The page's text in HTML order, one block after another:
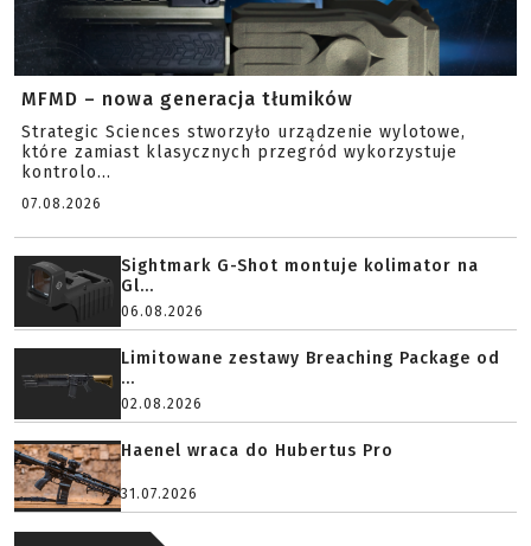
MFMD – nowa generacja tłumików
Strategic Sciences stworzyło urządzenie wylotowe,
które zamiast klasycznych przegród wykorzystuje
kontrolo...
07.08.2026
Sightmark G-Shot montuje kolimator na
Gl...
06.08.2026
Limitowane zestawy Breaching Package od
...
02.08.2026
Haenel wraca do Hubertus Pro
31.07.2026